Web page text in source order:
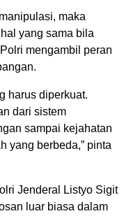
maka
yang sama bila
mengambil peran
harus diperkuat.
dari sistem
sampai kejahatan
yang berbeda,” pinta
Jenderal Listyo Sigit
luar biasa dalam